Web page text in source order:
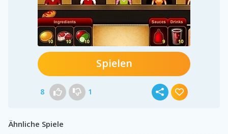
Spielen
8 1
Ähnliche Spiele